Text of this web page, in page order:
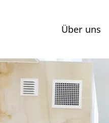
Über uns